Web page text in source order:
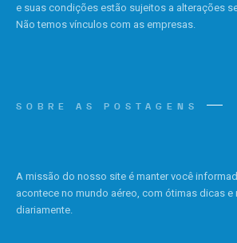
e suas condições estão sujeitos a alterações
Não temos vínculos com as empresas.
SOBRE AS POSTAGENS
A missão do nosso site é manter você
acontece no mundo aéreo, com ótimas dicas e
diariamente.